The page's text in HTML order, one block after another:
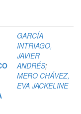
GARCÍA
INTRIAGO,
JAVIER
ANDRÉS;
MERO CHÁVEZ,
EVA JACKELINE